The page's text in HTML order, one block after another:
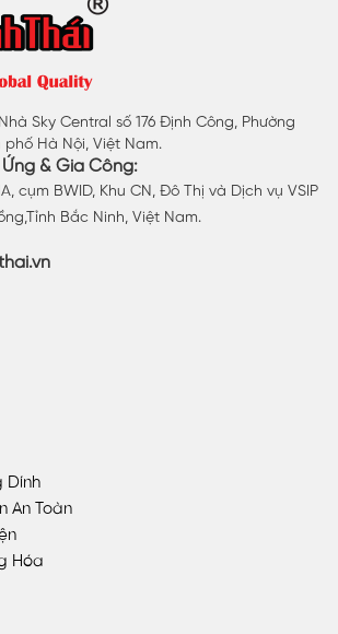
Sky Central số 176 Định Công, Phường
phố Hà Nội, Việt Nam.
Ứng & Gia Công:
cụm BWID, Khu CN, Đô Thị và Dịch vụ VSIP
Bắc Ninh, Việt Nam.
Dính
An Toàn
Hóa